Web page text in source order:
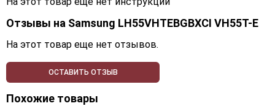
Отзывы на Samsung LH55VHTEBGBXCI VH55T-E
На этот товар еще нет отзывов.
ОСТАВИТЬ ОТЗЫВ
Похожие товары